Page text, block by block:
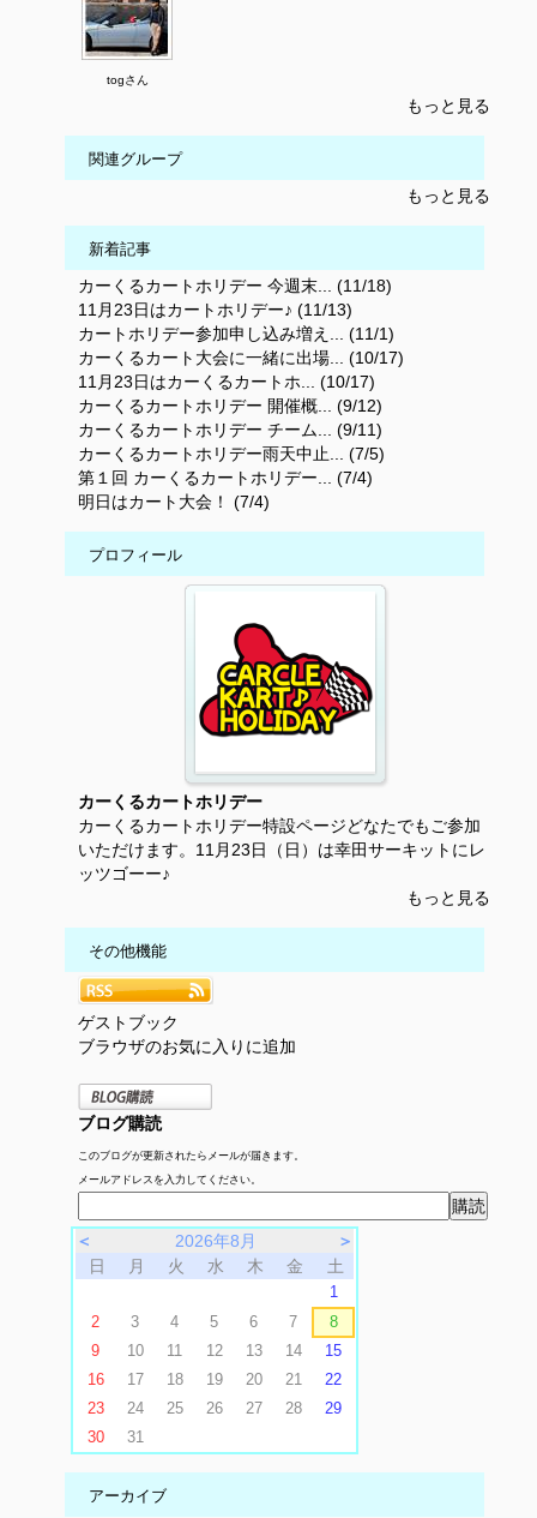
togさん
もっと見る
関連グループ
もっと見る
新着記事
カーくるカートホリデー 今週末... (11/18)
11月23日はカートホリデー♪ (11/13)
カートホリデー参加申し込み増え... (11/1)
カーくるカート大会に一緒に出場... (10/17)
11月23日はカーくるカートホ... (10/17)
カーくるカートホリデー 開催概... (9/12)
カーくるカートホリデー チーム... (9/11)
カーくるカートホリデー雨天中止... (7/5)
第１回 カーくるカートホリデー... (7/4)
明日はカート大会！ (7/4)
プロフィール
カーくるカートホリデー
カーくるカートホリデー特設ページどなたでもご参加
いただけます。11月23日（日）は幸田サーキットにレ
ッツゴーー♪
もっと見る
その他機能
ゲストブック
ブラウザのお気に入りに追加
ブログ購読
このブログが更新されたらメールが届きます。
メールアドレスを入力してください。
＜ 2026年8月
＞
日
月 火 水 木 金 土
1
2
3 4 5 6 7
8
9
10 11 12 13 14
15
16
17 18 19 20 21
22
23
24 25 26 27 28
29
30
31
アーカイブ